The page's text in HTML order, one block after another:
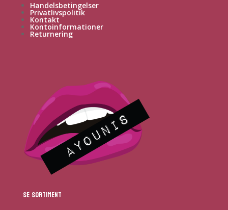
Handelsbetingelser
Privatlivspolitik
Kontakt
Kontoinformationer
Returnering
Se sortiment